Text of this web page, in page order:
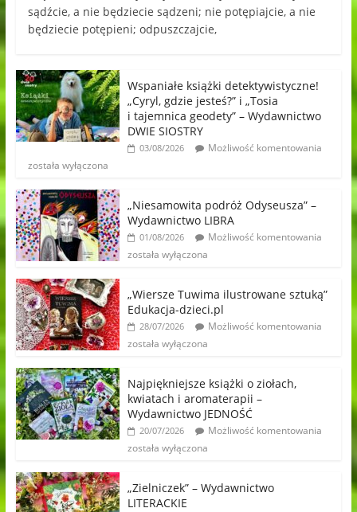
sądźcie, a nie będziecie sądzeni; nie potępiajcie, a nie
będziecie potępieni; odpuszczajcie,
Wspaniałe książki detektywistyczne!
„Cyryl, gdzie jesteś?” i „Tosia
i tajemnica geodety” – Wydawnictwo
DWIE SIOSTRY
03/08/2026
Możliwość komentowania
została wyłączona
„Niesamowita podróż Odyseusza” –
Wydawnictwo LIBRA
01/08/2026
Możliwość komentowania
została wyłączona
„Wiersze Tuwima ilustrowane sztuką”
Edukacja-dzieci.pl
28/07/2026
Możliwość komentowania
została wyłączona
Najpiękniejsze książki o ziołach,
kwiatach i aromaterapii –
Wydawnictwo JEDNOŚĆ
20/07/2026
Możliwość komentowania
została wyłączona
„Zielniczek” – Wydawnictwo
LITERACKIE